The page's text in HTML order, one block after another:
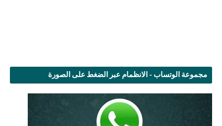
مجموعة الوتساب - الانظمام عبر الضغط على الصورة